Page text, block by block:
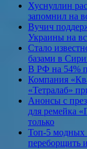
Хуснуллин
запомнил на
Вучич
Украины на
Стало
базами в
В РФ на 54%
Компания
«Тетралаб»
Анонсы с
для ремейка
только
Топ-5 модных
переборщить